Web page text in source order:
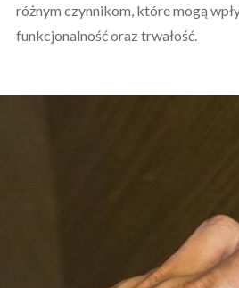
różnym czynnikom, które mogą
funkcjonalność oraz trwałość.